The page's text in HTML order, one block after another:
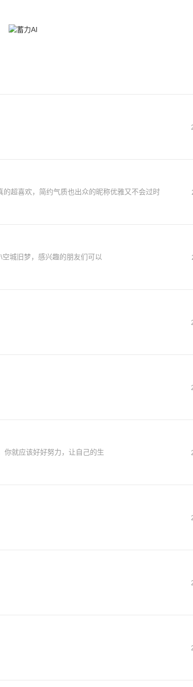
超喜欢，简约气质也出众的昵称优雅又不会过时
城旧梦，感兴趣的朋友们可以
你就应该好好努力，让自己的生